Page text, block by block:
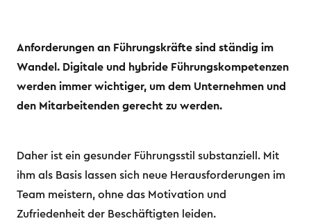
Anforderungen an Führungskräfte sind ständig im
Wandel. Digitale und hybride Führungskompetenzen
werden immer wichtiger, um dem Unternehmen und
den Mitarbeitenden gerecht zu werden.
Daher ist ein gesunder Führungsstil substanziell. Mit
ihm als Basis lassen sich neue Herausforderungen im
Team meistern, ohne das Motivation und
Zufriedenheit der Beschäftigten leiden.